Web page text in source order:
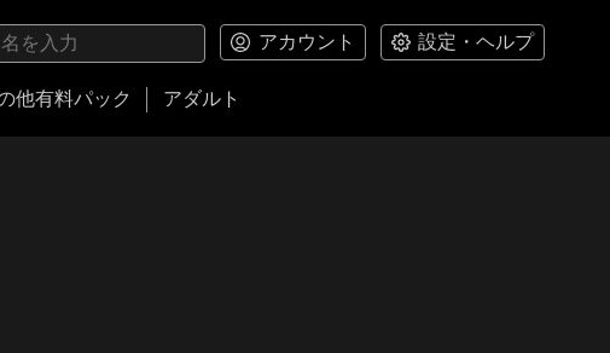
アカウント 設定・ヘルプ
他有料パック アダルト